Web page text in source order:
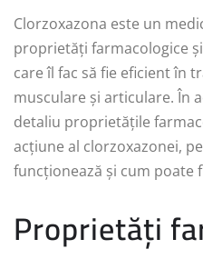
Clorzoxazona este un
proprietăți farmacologice
care îl fac să fie eficient în
musculare și articulare. În
detaliu proprietățile
acțiune al clorzoxazonei,
funcționează și cum poate
Proprietăți